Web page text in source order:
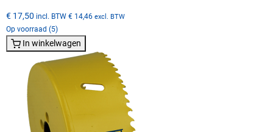
€ 17,50 incl. BTW € 14,46 excl. BTW
Op voorraad (5)
In winkelwagen